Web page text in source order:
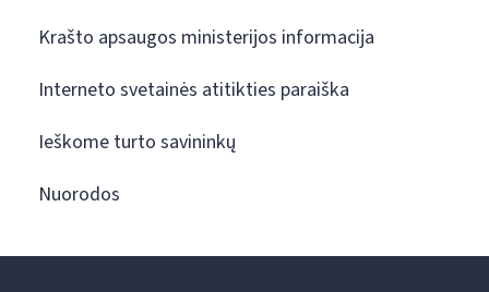
Krašto apsaugos ministerijos informacija
Interneto svetainės atitikties paraiška
Ieškome turto savininkų
Nuorodos